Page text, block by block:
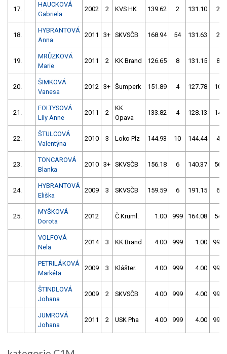
17.
HAUCKOVÁ
Gabriela
2002 2 KVS HK 139.62 2 131.10 2
18.
HYBRANTOVÁ
Anna
2011 3+ SKVSČB 168.94 54 131.63 2
19.
MRŮZKOVÁ
Marie
2011 2 KK Brand 126.65 8 131.15 8
20.
ŠIMKOVÁ
Vanesa
2012 3+ Šumperk 151.89 4 127.78 10
21.
FOLTYSOVÁ
Lily Anne
2011 2
KK
Opava
133.82 4 128.13 14
22.
ŠTULCOVÁ
Valentýna
2010 3 Loko Plz 144.93 10 144.44 4
23.
TONCAROVÁ
Blanka
2010 3+ SKVSČB 156.18 6 140.37 56
24.
HYBRANTOVÁ
Eliška
2009 3 SKVSČB 159.59 6 191.15 6
25.
MYŠKOVÁ
Dorota
2012 Č.Kruml. 1.00 999 164.08 54
VOLFOVÁ
Nela
2014 3 KK Brand 4.00 999 1.00 999
PETRILÁKOVÁ
Markéta
2009 3 Klášter. 4.00 999 4.00 999
ŠTINDLOVÁ
Johana
2009 2 SKVSČB 4.00 999 4.00 999
JUMROVÁ
Johana
2011 2 USK Pha 4.00 999 4.00 999